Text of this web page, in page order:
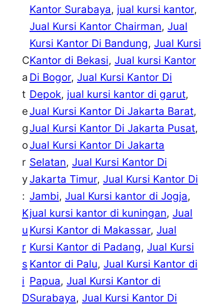
C
a
t
e
g
o
r
y
:
K
u
r
s
i
D
Kantor Surabaya, jual kursi kantor
Jual Kursi Kantor Chairman, Jual
Kursi Kantor Di Bandung, Jual Kursi
Kantor di Bekasi, Jual kursi Kantor
Di Bogor, Jual Kursi Kantor Di
Depok, jual kursi kantor di garut
Jual Kursi Kantor Di Jakarta Barat
Jual Kursi Kantor Di Jakarta Pusat
Jual Kursi Kantor Di Jakarta
Selatan, Jual Kursi Kantor Di
Jakarta Timur, Jual Kursi Kantor Di
Jambi, Jual Kursi kantor di Jogja
jual kursi kantor di kuningan, Jual
Kursi Kantor di Makassar, Jual
Kursi Kantor di Padang, Jual Kursi
Kantor di Palu, Jual Kursi Kantor di
Papua, Jual Kursi Kantor di
Surabaya, Jual Kursi Kantor Di